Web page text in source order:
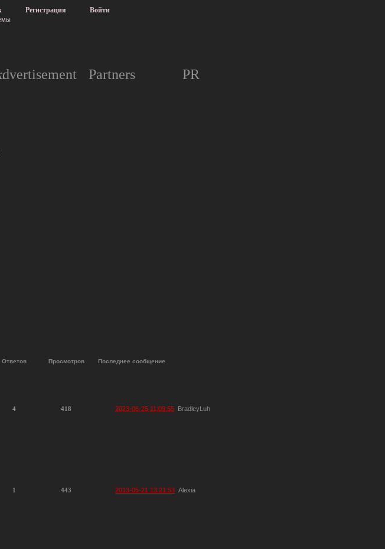
Регистрация Войти
Partners PR
Ответов Просмотров Последнее сообщение
4 418 2023-06-25 11:09:55 BradleyLuh
1 443 2013-05-21 13:21:53 Alexia